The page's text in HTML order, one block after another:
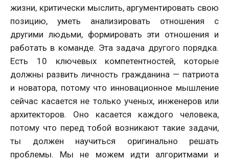
жизни, критически мыслить, аргументировать свою
позицию, уметь анализировать отношения с
другими людьми, формировать эти отношения и
работать в команде. Эта задача другого порядка.
Есть 10 ключевых компетентностей, которые
должны развить личность гражданина — патриота
и новатора, потому что инновационное мышление
сейчас касается не только ученых, инженеров или
архитекторов. Оно касается каждого человека,
потому что перед тобой возникают такие задачи,
ты должен научиться оригинально решать
проблемы. Мы не можем идти алгоритмами и